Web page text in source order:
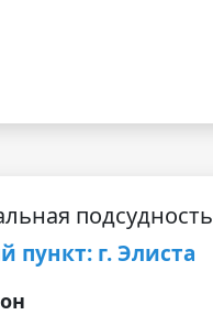
подсудность
пункт: г. Элиста